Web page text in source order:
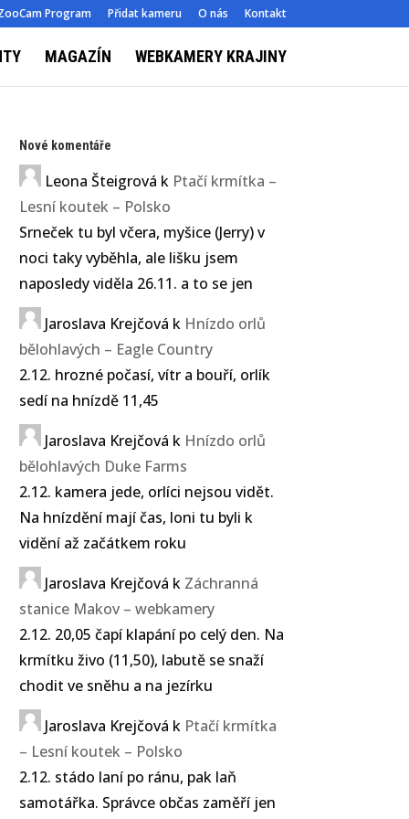
Program Přidat kameru O nás Kontakt
MAGAZÍN WEBKAMERY KRAJINY
Nové komentáře
Leona Šteigrová k Ptačí krmítka –
Lesní koutek – Polsko
Srneček tu byl včera, myšice (Jerry) v
noci taky vyběhla, ale lišku jsem
naposledy viděla 26.11. a to se jen
Jaroslava Krejčová k Hnízdo orlů
bělohlavých – Eagle Country
2.12. hrozné počasí, vítr a bouří, orlík
sedí na hnízdě 11,45
Jaroslava Krejčová k Hnízdo orlů
bělohlavých Duke Farms
2.12. kamera jede, orlíci nejsou vidět.
Na hnízdění mají čas, loni tu byli k
vidění až začátkem roku
Jaroslava Krejčová k Záchranná
stanice Makov – webkamery
2.12. 20,05 čapí klapání po celý den. Na
krmítku živo (11,50), labutě se snaží
chodit ve sněhu a na jezírku
Jaroslava Krejčová k Ptačí krmítka
– Lesní koutek – Polsko
2.12. stádo laní po ránu, pak laň
samotářka. Správce občas zaměří jen